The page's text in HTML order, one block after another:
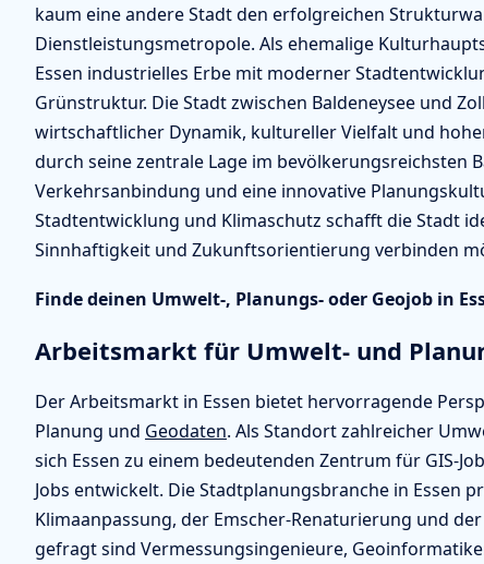
kaum eine andere Stadt den erfolgreichen
Dienstleistungsmetropole. Als ehemalige
Essen industrielles Erbe mit moderner
Grünstruktur. Die Stadt zwischen Baldeneysee und
wirtschaftlicher Dynamik, kultureller Vielfalt und
durch seine zentrale Lage im bevölkerungsreichsten
Verkehrsanbindung und eine innovative
Stadtentwicklung und Klimaschutz schafft die Stadt
Sinnhaftigkeit und Zukunftsorientierung verbinden
Finde deinen Umwelt-, Planungs- oder Geojob in
Arbeitsmarkt für Umwelt- und
Der Arbeitsmarkt in Essen bietet hervorragende
Planung und Geodaten. Als Standort zahlreicher
sich Essen zu einem bedeutenden Zentrum für GIS-
Jobs entwickelt. Die Stadtplanungsbranche in
Klimaanpassung, der Emscher-Renaturierung und
gefragt sind Vermessungsingenieure,